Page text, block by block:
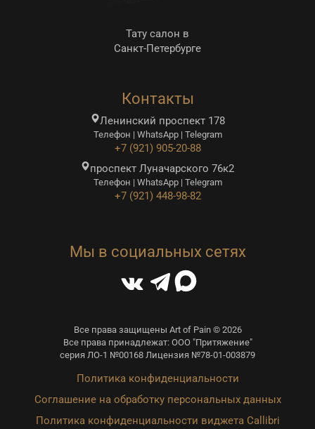
Тату салон в
Санкт-Петербурге
Контакты
Ленинский проспект 178
Телефон | WhatsApp | Telegram
+7 (921) 905-20-88
проспект Луначарского 76к2
Телефон | WhatsApp | Telegram
+7 (921) 448-98-82
Мы в социальных сетях
Все права защищены Art of Pain © 2026
Все права принадлежат: ООО "Притяжение"
серия ЛО-1 №00168 Лицензия №78-01-003879
Политика конфиденциальности
Соглашение на обработку персональных данных
Политика конфиденциальности виджета Callibri